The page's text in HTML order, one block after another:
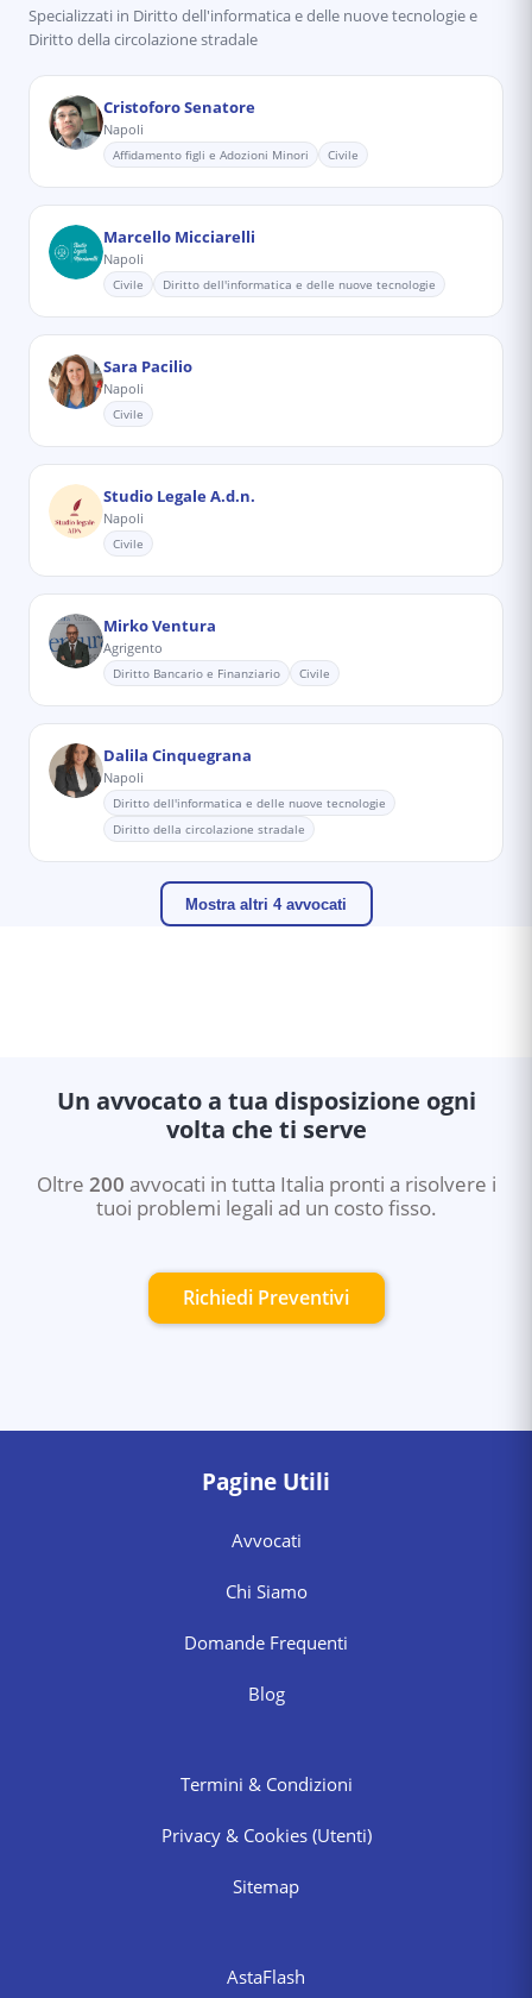
Specializzati in Diritto dell'informatica e delle nuove tecnologie e
Diritto della circolazione stradale
Cristoforo Senatore
Napoli
Affidamento figli e Adozioni Minori Civile
Marcello Micciarelli
Napoli
Civile Diritto dell'informatica e delle nuove tecnologie
Sara Pacilio
Napoli
Civile
Studio Legale A.d.n.
Napoli
Civile
Mirko Ventura
Agrigento
Diritto Bancario e Finanziario Civile
Dalila Cinquegrana
Napoli
Diritto dell'informatica e delle nuove tecnologie
Diritto della circolazione stradale
Mostra altri 4 avvocati
Un avvocato a tua disposizione ogni
volta che ti serve
Oltre 200 avvocati in tutta Italia pronti a risolvere i
tuoi problemi legali ad un costo fisso.
Richiedi Preventivi
Pagine Utili
Avvocati
Chi Siamo
Domande Frequenti
Blog
Termini & Condizioni
Privacy & Cookies (Utenti)
Sitemap
AstaFlash